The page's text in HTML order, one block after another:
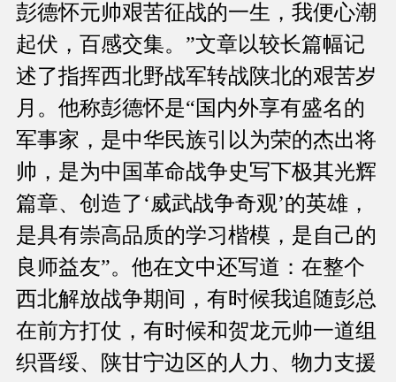
彭德怀元帅艰苦征战的一生，我便心潮
起伏，百感交集。”文章以较长篇幅记
述了指挥西北野战军转战陕北的艰苦岁
月。他称彭德怀是“国内外享有盛名的
军事家，是中华民族引以为荣的杰出将
帅，是为中国革命战争史写下极其光辉
篇章、创造了‘威武战争奇观’的英雄，
是具有崇高品质的学习楷模，是自己的
良师益友”。他在文中还写道：在整个
西北解放战争期间，有时候我追随彭总
在前方打仗，有时候和贺龙元帅一道组
织晋绥、陕甘宁边区的人力、物力支援